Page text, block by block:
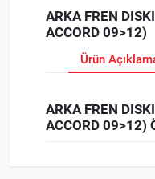
ARKA FREN
ACCORD 09>12)
Ürün
ARKA FREN
ACCORD 09>12)